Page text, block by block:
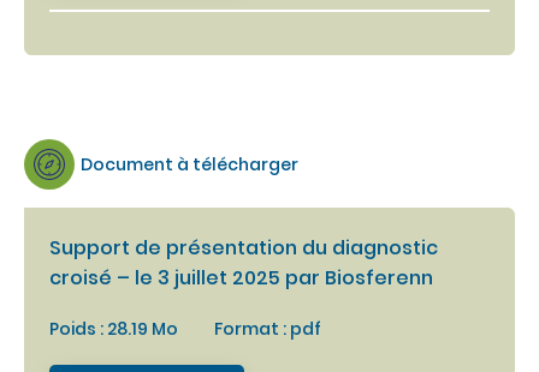
Document à télécharger
Support de présentation du diagnostic
croisé – le 3 juillet 2025 par Biosferenn
Poids : 28.19 Mo Format : pdf